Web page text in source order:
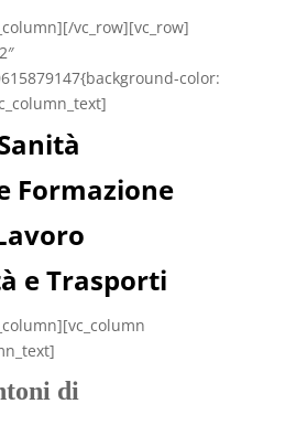
vc_row][vc_row]
color:
Formazione
e Trasporti
di